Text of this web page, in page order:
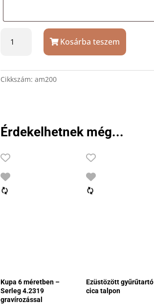
nászajándék
gravírozással
Kosárba teszem
Cikkszám: am200
Érdekelhetnek még...
Kupa 6 méretben –
Serleg 4.2319
gravírozással
Ezüstözött gyűrűtartó
cica talpon